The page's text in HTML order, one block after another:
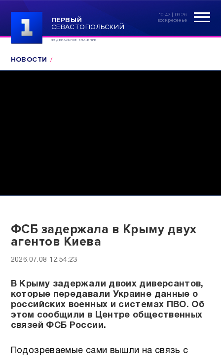
ПЕРВЫЙ
СЕВАСТОПОЛЬСКИЙ
ФЕДЕРАЛЬНОЕ ЗНАЧЕНИЕ
10:42 | 09.26
воскресенье
НОВОСТИ
ФСБ задержала в Крыму двух
агентов Киева
2026.07.08 12:54:23
В Крыму задержали двоих диверсантов,
которые передавали Украине данные о
российских военных и системах ПВО. Об
этом сообщили в Центре общественных
связей ФСБ России.
Подозреваемые сами вышли на связь с